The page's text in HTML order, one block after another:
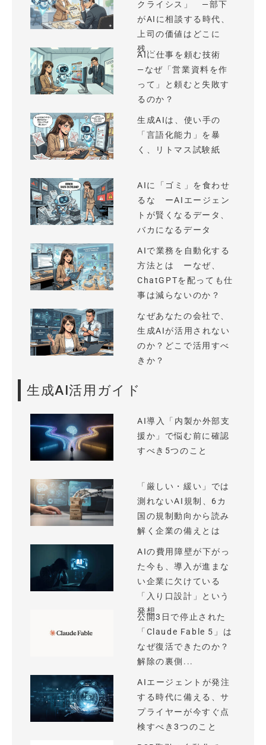
クライシス」 —部下
がAIに相談する時代、
上司の価値はどこに
残...
AIに仕事を頼む技術
—なぜ「営業資料を作
って」と頼むと失敗す
るのか？
生成AIは、使い手の
「言語化能力」を暴
く、リトマス試験紙
AIに「ゴミ」を食わせ
るな ーAIエージェン
トが賢くなるデータ、
バカになるデータ
AIで業務を自動化する
方法とは ーなぜ、
ChatGPTを配っても仕
事は減らないのか？
なぜあなたの会社で、
生成AIが活用されない
のか？どこで活用すべ
きか？
生成AI活用ガイド
AI導入「内製か外部支
援か」で悩む前に確認
すべき5つのこと
「厳しい・緩い」では
測れないAI規制、6カ
国の規制動向から読み
解く企業の備えとは
AIの費用障壁が下がっ
た今も、導入が進まな
い企業に欠けている
「入り口設計」という
発想
公開3日で停止された
「Claude Fable 5」は
なぜ復活できたのか？
解除の裏側...
AIエージェントが発注
する時代に備える、サ
プライヤーが今すぐ点
検すべき3つのこと